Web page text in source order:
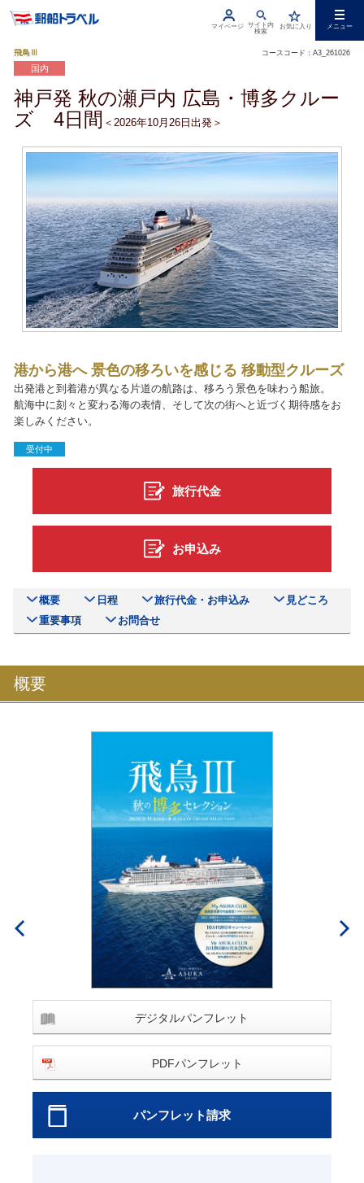
お気に入り
サイト内
検索
マイページ メニュー
飛鳥Ⅲ コースコード：A3_261026
国内
神戸発 秋の瀬戸内 広島・博多クルー
ズ 4日間 ＜2026年10月26日出発＞
港から港へ 景色の移ろいを感じる 移動型クルーズ
出発港と到着港が異なる片道の航路は、移ろう景色を味わう船旅。
航海中に刻々と変わる海の表情、そして次の街へと近づく期待感をお
楽しみください。
受付中
旅行代金
お申込み
概要 日程 旅行代金・お申込み
見どころ
重要事項
お問合せ
概要
デジタルパンフレット
PDFパンフレット
パンフレット請求